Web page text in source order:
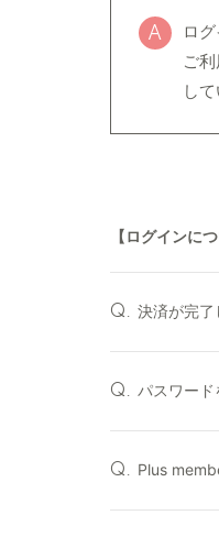
A
ロ
ご
し
【ログインに
Q. 決済が完了
Q. パスワード
Q. Plus